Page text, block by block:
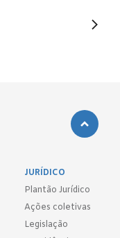
JURÍDICO
Plantão Jurídico
Ações coletivas
Legislação